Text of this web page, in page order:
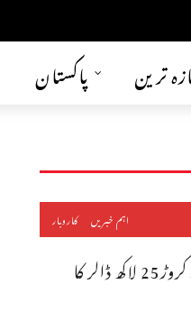
پاکستان ترین
اہم خبریں کاروبار
ملکی زر مبادلہ ذخائر میں 3 کروڑ25 لاکھ ڈالر کا